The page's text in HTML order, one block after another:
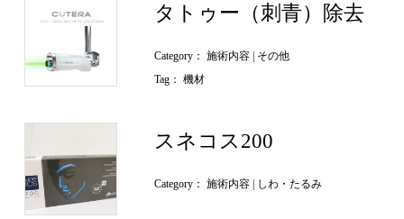
タトゥー（刺青）除去
Category： 施術内容
その他
Tag： 機材
スネコス200
Category： 施術内容 しわ・たるみ